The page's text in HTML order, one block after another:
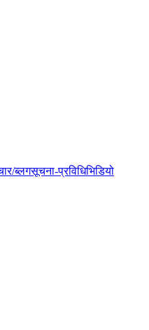
ब्लगसूचना-प्रविधिभिडियो